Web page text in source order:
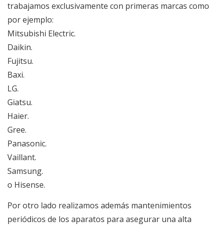
trabajamos exclusivamente con primeras marcas como
por ejemplo:
Mitsubishi Electric.
Daikin.
Fujitsu.
Baxi.
LG.
Giatsu.
Haier.
Gree.
Panasonic.
Vaillant.
Samsung.
o Hisense.
Por otro lado realizamos además mantenimientos
periódicos de los aparatos para asegurar una alta